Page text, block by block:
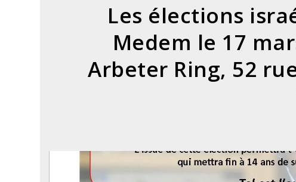
Les élections
Medem le 17
Arbeter Ring, 52